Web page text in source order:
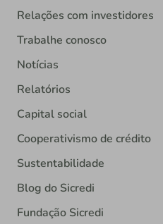
Relações com investidores
Trabalhe conosco
Notícias
Relatórios
Capital social
Cooperativismo de crédito
Sustentabilidade
Blog do Sicredi
Fundação Sicredi